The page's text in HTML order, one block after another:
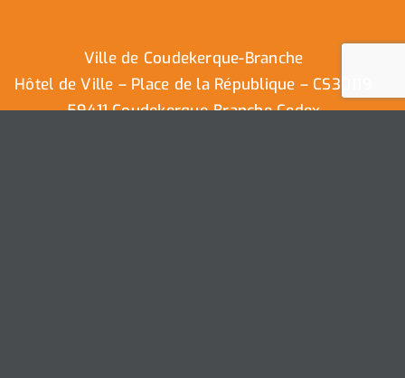
Ville de Coudekerque-Branche
Hôtel de Ville – Place de la République – CS30119
59411 Coudekerque-Branche Cedex